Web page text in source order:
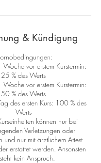
& Kündigung
vor erstem Kurstermin:
25 % des Werts
vor erstem Kurstermin:
50 % des Werts
des ersten Kurs: 100 % des
Werts
können nur bei
Verletzungen oder
und nur mit ärztlichem Attest
erstattet werden. Ansonsten
kein Anspruch.